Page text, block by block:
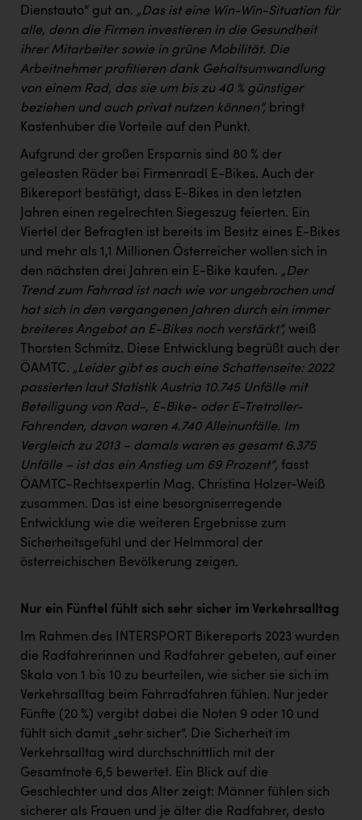
Dienstauto“ gut an. „Das ist eine Win-Win-Situation für
alle, denn die Firmen investieren in die Gesundheit
ihrer Mitarbeiter sowie in grüne Mobilität. Die
Arbeitnehmer profitieren dank Gehaltsumwandlung
von einem Rad, das sie um bis zu 40 % günstiger
beziehen und auch privat nutzen können“, bringt
Kastenhuber die Vorteile auf den Punkt.
Aufgrund der großen Ersparnis sind 80 % der
geleasten Räder bei Firmenradl E-Bikes. Auch der
Bikereport bestätigt, dass E-Bikes in den letzten
Jahren einen regelrechten Siegeszug feierten. Ein
Viertel der Befragten ist bereits im Besitz eines E-Bikes
und mehr als 1,1 Millionen Österreicher wollen sich in
den nächsten drei Jahren ein E-Bike kaufen. „Der
Trend zum Fahrrad ist nach wie vor ungebrochen und
hat sich in den vergangenen Jahren durch ein immer
breiteres Angebot an E-Bikes noch verstärkt“, weiß
Thorsten Schmitz. Diese Entwicklung begrüßt auch der
ÖAMTC. „Leider gibt es auch eine Schattenseite: 2022
passierten laut Statistik Austria 10.745 Unfälle mit
Beteiligung von Rad-, E-Bike- oder E-Tretroller-
Fahrenden, davon waren 4.740 Alleinunfälle. Im
Vergleich zu 2013 – damals waren es gesamt 6.375
Unfälle – ist das ein Anstieg um 69 Prozent“, fasst
ÖAMTC-Rechtsexpertin Mag. Christina Holzer-Weiß
zusammen. Das ist eine besorgniserregende
Entwicklung wie die weiteren Ergebnisse zum
Sicherheitsgefühl und der Helmmoral der
österreichischen Bevölkerung zeigen.
Nur ein Fünftel fühlt sich sehr sicher im Verkehrsalltag
Im Rahmen des INTERSPORT Bikereports 2023 wurden
die Radfahrerinnen und Radfahrer gebeten, auf einer
Skala von 1 bis 10 zu beurteilen, wie sicher sie sich im
Verkehrsalltag beim Fahrradfahren fühlen. Nur jeder
Fünfte (20 %) vergibt dabei die Noten 9 oder 10 und
fühlt sich damit „sehr sicher“. Die Sicherheit im
Verkehrsalltag wird durchschnittlich mit der
Gesamtnote 6,5 bewertet. Ein Blick auf die
Geschlechter und das Alter zeigt: Männer fühlen sich
sicherer als Frauen und je älter die Radfahrer, desto